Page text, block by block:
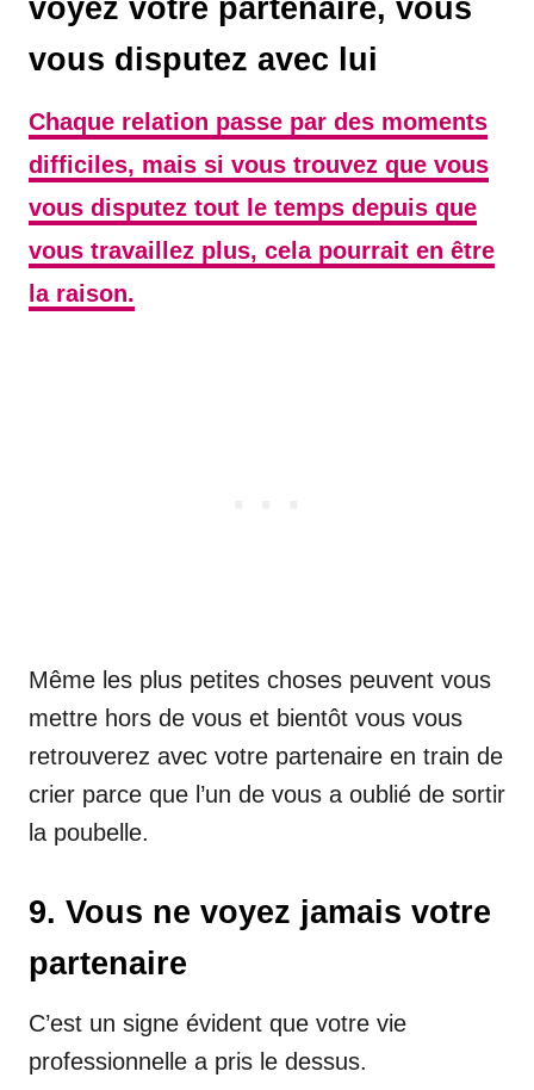
voyez votre partenaire, vous
vous disputez avec lui
Chaque relation passe par des moments
difficiles, mais si vous trouvez que vous
vous disputez tout le temps depuis que
vous travaillez plus, cela pourrait en être
la raison.
Même les plus petites choses peuvent vous
mettre hors de vous et bientôt vous vous
retrouverez avec votre partenaire en train de
crier parce que l’un de vous a oublié de sortir
la poubelle.
9. Vous ne voyez jamais votre
partenaire
C’est un signe évident que votre vie
professionnelle a pris le dessus.